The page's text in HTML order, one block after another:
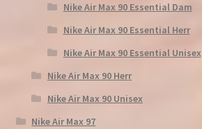
Nike Air Max 90 Essential Dam
Nike Air Max 90 Essential Herr
Nike Air Max 90 Essential Unisex
Nike Air Max 90 Herr
Nike Air Max 90 Unisex
Nike Air Max 97